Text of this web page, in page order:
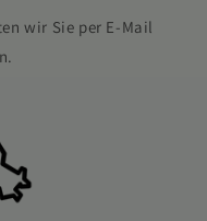
wir Sie per E-Mail